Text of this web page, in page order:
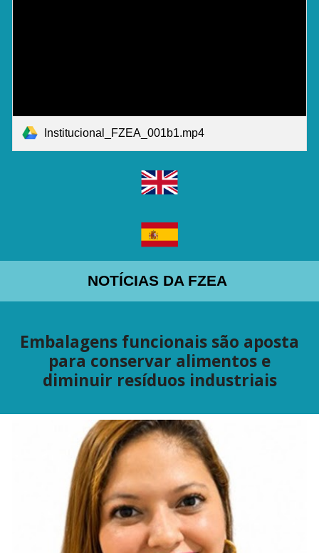
Institucional_FZEA_001b1.mp4
NOTÍCIAS DA FZEA
Embalagens funcionais são aposta
para conservar alimentos e
diminuir resíduos industriais